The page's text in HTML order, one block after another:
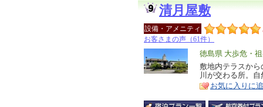
清月屋敷
設備・アメニティ
お客さまの声（61件）
エ
リ
ア
徳島県 大歩危・
特
徴
敷地内テラスか
川が交わる所。
お気に入りに